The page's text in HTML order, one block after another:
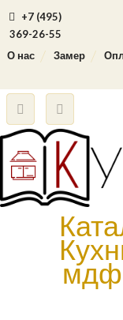
+7 (495)
369-26-55
О нас
Замер